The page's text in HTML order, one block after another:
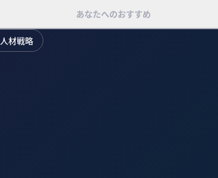
あなたへのおすすめ
人材戦略